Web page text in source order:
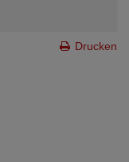
Drucken